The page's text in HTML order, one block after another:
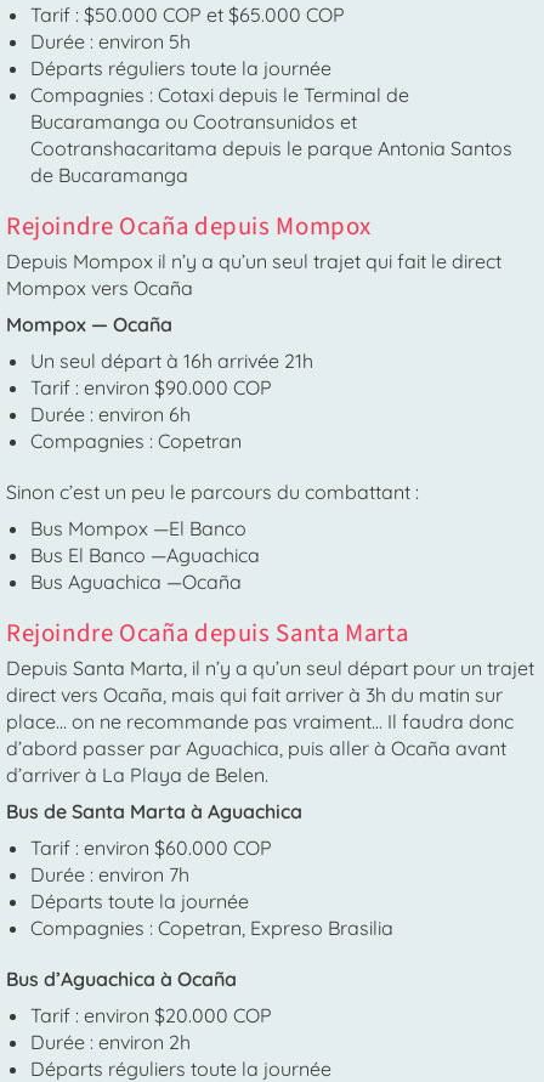
Tarif : $50.000 COP et $65.000 COP
Durée : environ 5h
Départs réguliers toute la journée
Compagnies : Cotaxi depuis le Terminal de
Bucaramanga ou Cootransunidos et
Cootranshacaritama depuis le parque Antonia Santos
de Bucaramanga
Rejoindre Ocaña depuis Mompox
Depuis Mompox il n’y a qu’un seul trajet qui fait le direct
Mompox vers Ocaña
Mompox — Ocaña
Un seul départ à 16h arrivée 21h
Tarif : environ $90.000 COP
Durée : environ 6h
Compagnies : Copetran
Sinon c’est un peu le parcours du combattant :
Bus Mompox —El Banco
Bus El Banco —Aguachica
Bus Aguachica —Ocaña
Rejoindre Ocaña depuis Santa Marta
Depuis Santa Marta, il n’y a qu’un seul départ pour un trajet
direct vers Ocaña, mais qui fait arriver à 3h du matin sur
place… on ne recommande pas vraiment… Il faudra donc
d’abord passer par Aguachica, puis aller à Ocaña avant
d’arriver à La Playa de Belen.
Bus de Santa Marta à Aguachica
Tarif : environ $60.000 COP
Durée : environ 7h
Départs toute la journée
Compagnies : Copetran, Expreso Brasilia
Bus d’Aguachica à Ocaña
Tarif : environ $20.000 COP
Durée : environ 2h
Départs réguliers toute la journée